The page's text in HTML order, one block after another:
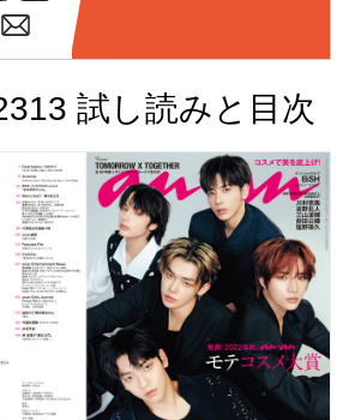
試し読みと目次